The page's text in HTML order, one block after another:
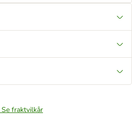
Se fraktvilkår